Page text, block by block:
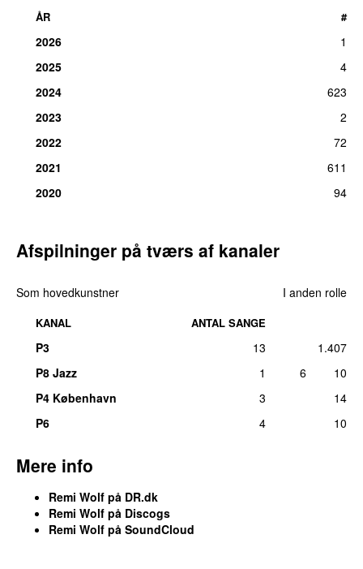
ÅR #
2026
1
2025
4
2024
623
2023
2
2022
72
2021
611
2020
94
Afspilninger på tværs af kanaler
Som hovedkunstner I anden rolle
KANAL ANTAL SANGE
P3 13
1.407
P8 Jazz
1 6
10
P4 København
3
14
P6
4 10
Mere info
Remi Wolf på DR.dk
Remi Wolf på Discogs
Remi Wolf på SoundCloud